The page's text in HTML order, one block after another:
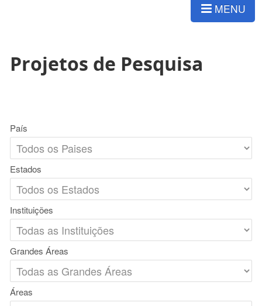
MENU
Projetos de Pesquisa
País
Estados
Instituições
Grandes Áreas
Áreas